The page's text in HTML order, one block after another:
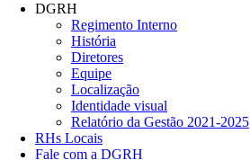
DGRH
Regimento Interno
História
Diretores
Equipe
Localização
Identidade visual
Relatório da Gestão 2021-2025
RHs Locais
Fale com a DGRH